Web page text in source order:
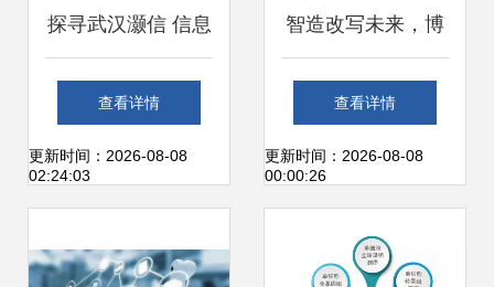
探寻武汉灏信 信息
技术服务引领智慧
解决方案
查看详情
更新时间：2026-08-08
02:24:03
智造改写未来，博
世力士乐全价值链
赋能工博会
查看详情
更新时间：2026-08-08
00:00:26